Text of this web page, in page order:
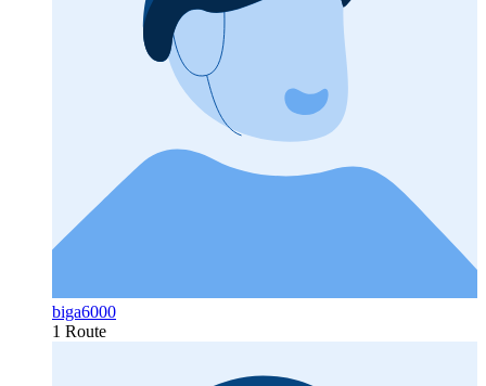
biga6000
1 Route